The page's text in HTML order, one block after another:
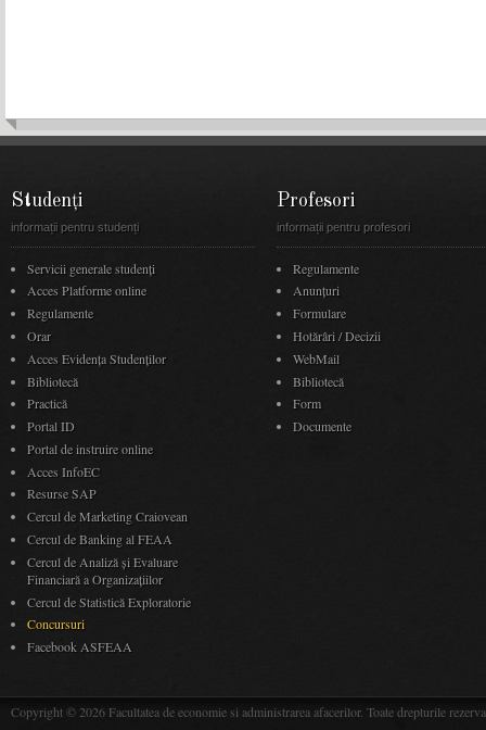
Studenți
informații pentru studenți
Servicii generale studenți
Acces Platforme online
Regulamente
Orar
Acces Evidenţa Studenţilor
Bibliotecă
Practică
Portal ID
Portal de instruire online
Acces InfoEC
Resurse SAP
Cercul de Marketing Craiovean
Cercul de Banking al FEAA
Cercul de Analiză și Evaluare
Financiară a Organizațiilor
Cercul de Statistică Exploratorie
Concursuri
Facebook ASFEAA
Profesori
informații pentru profesori
Regulamente
Anunţuri
Formulare
Hotărâri / Decizii
WebMail
Bibliotecă
Form
Documente
Copyright © 2026 Facultatea de economie si administrarea afacerilor. Toate drepturile